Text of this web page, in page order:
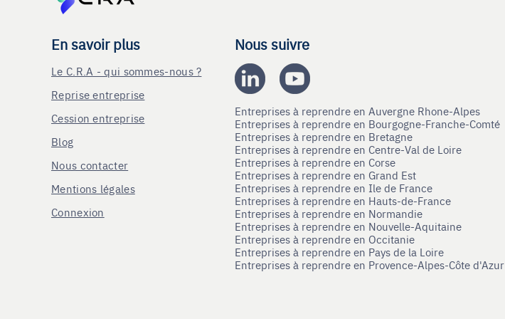
En savoir plus
Le C.R.A - qui sommes-nous ?
Reprise entreprise
Cession entreprise
Blog
Nous contacter
Mentions légales
Connexion
Nous suivre
Entreprises à reprendre en Auvergne Rhone-Alpes
Entreprises à reprendre en Bourgogne-Franche-Comté
Entreprises à reprendre en Bretagne
Entreprises à reprendre en Centre-Val de Loire
Entreprises à reprendre en Corse
Entreprises à reprendre en Grand Est
Entreprises à reprendre en Ile de France
Entreprises à reprendre en Hauts-de-France
Entreprises à reprendre en Normandie
Entreprises à reprendre en Nouvelle-Aquitaine
Entreprises à reprendre en Occitanie
Entreprises à reprendre en Pays de la Loire
Entreprises à reprendre en Provence-Alpes-Côte d'Azur